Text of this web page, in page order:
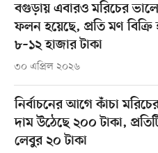
বগুড়ায় এবারও মরিচের
ফলন হয়েছে, প্রতি মণ বিক্রি
৮–১২ হাজার টাকা
৩০ এপ্রিল ২০২৬
নির্বাচনের আগে কাঁচা
দাম উঠেছে ২০০ টাকা,
লেবুর ২০ টাকা